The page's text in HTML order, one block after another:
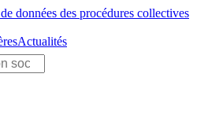
données des procédures collectives
Actualités